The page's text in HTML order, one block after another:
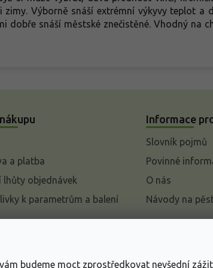
budeme moct zprostředkovat nevšední
Výborně snáší extrémní výkyvy teplot a
dobře snáší městské znečistěné. Vhodný na
a platba
lhůty objednávek
k parametrům a balení
Informace
Slovník pojmů
Povinné
O nás
Návody na